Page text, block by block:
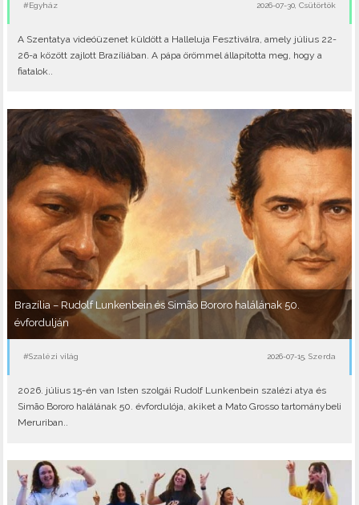
#Egyház 2026-07-30, Csütörtök
A Szentatya videóüzenet küldött a Halleluja Fesztiválra, amely július 22-
26-a között zajlott Brazíliában. A pápa örömmel állapította meg, hogy a
fiatalok..
Brazília – Rudolf Lunkenbein és Simão Bororo halálának 50.
évfordulján
#Szalézi világ 2026-07-15, Szerda
2026. július 15-én van Isten szolgái Rudolf Lunkenbein szalézi atya és
Simão Bororo halálának 50. évfordulója, akiket a Mato Grosso tartománybeli
Meruriban..